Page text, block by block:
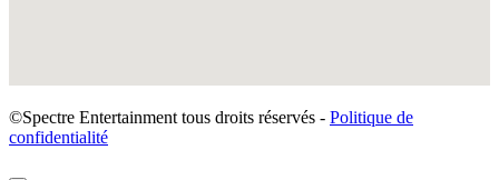
©Spectre Entertainment tous droits réservés - Politique de
confidentialité